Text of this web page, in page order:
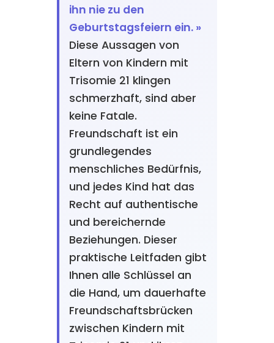
ihn nie zu den
Geburtstagsfeiern ein. »
Diese Aussagen von
Eltern von Kindern mit
Trisomie 21 klingen
schmerzhaft, sind aber
keine Fatale.
Freundschaft ist ein
grundlegendes
menschliches Bedürfnis,
und jedes Kind hat das
Recht auf authentische
und bereichernde
Beziehungen. Dieser
praktische Leitfaden gibt
Ihnen alle Schlüssel an
die Hand, um dauerhafte
Freundschaftsbrücken
zwischen Kindern mit